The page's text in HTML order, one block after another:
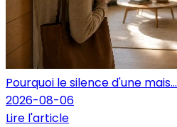
Pourquoi le silence d'une mais...
2026-08-06
Lire l'article